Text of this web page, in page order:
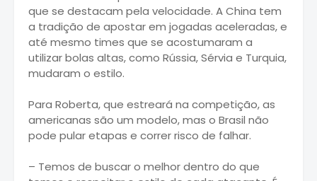
que se destacam pela velocidade. A China tem
a tradição de apostar em jogadas aceleradas, e
até mesmo times que se acostumaram a
utilizar bolas altas, como Rússia, Sérvia e Turquia,
mudaram o estilo.
Para Roberta, que estreará na competição, as
americanas são um modelo, mas o Brasil não
pode pular etapas e correr risco de falhar.
– Temos de buscar o melhor dentro do que